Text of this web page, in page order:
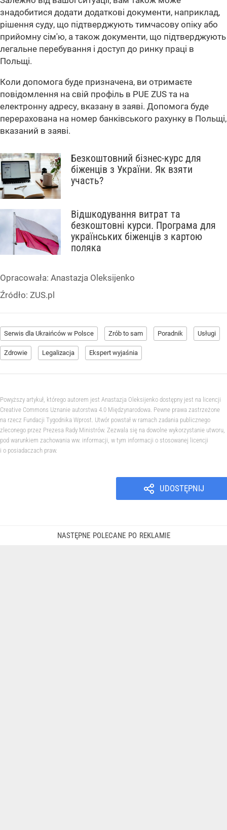
знадобитися додати додаткові документи, наприклад,
рішення суду, що підтверджують тимчасову опіку або
прийомну сім'ю, а також документи, що підтверджують
легальне перебування і доступ до ринку праці в
Польщі.
Коли допомога буде призначена, ви отримаєте
повідомлення на свій профіль в PUE ZUS та на
електронну адресу, вказану в заяві. Допомога буде
перерахована на номер банківського рахунку в Польщі,
вказаний в заяві.
Безкоштовний бізнес-курс для
біженців з України. Як взяти
участь?
Відшкодування витрат та
безкоштовні курси. Програма для
українських біженців з картою
поляка
Opracowała: Anastazja Oleksijenko
Źródło: ZUS.pl
Serwis dla Ukraińców w Polsce Zrób to sam Poradnik Usługi
Zdrowie Legalizacja Ekspert wyjaśnia
Powyższy artykuł, którego autorem jest Anastazja Oleksijenko dostępny jest na licencji
Creative Commons Uznanie autorstwa 4.0 Międzynarodowa. Pewne prawa zastrzeżone
na rzecz Fundacji Tygodnika Wprost. Utwór powstał w ramach zadania publicznego
zleconego przez Prezesa Rady Ministrów. Zezwala się na dowolne wykorzystanie utworu,
pod warunkiem zachowania ww. informacji, w tym informacji o stosowanej licencji
i o posiadaczach praw.
UDOSTĘPNIJ